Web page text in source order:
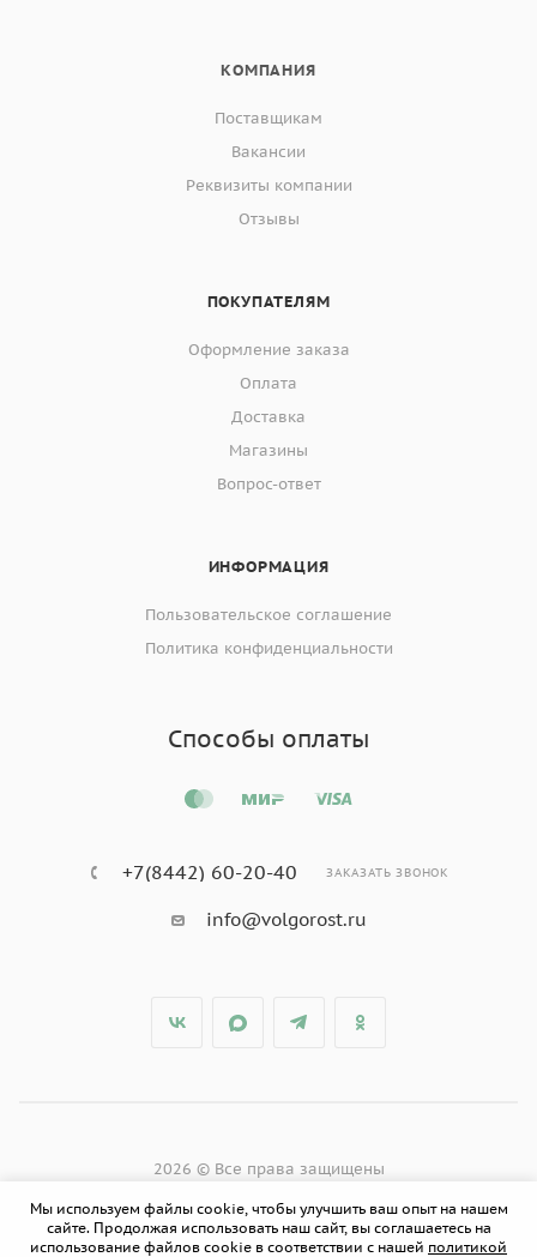
КОМПАНИЯ
Поставщикам
Вакансии
Реквизиты компании
Отзывы
ПОКУПАТЕЛЯМ
Оформление заказа
Оплата
Доставка
Магазины
Вопрос-ответ
ИНФОРМАЦИЯ
Пользовательское соглашение
Политика конфиденциальности
Способы оплаты
+7(8442) 60-20-40 ЗАКАЗАТЬ ЗВОНОК
info@volgorost.ru
2026 © Все права защищены
Мы используем файлы cookie, чтобы улучшить ваш опыт на нашем
сайте. Продолжая использовать наш сайт, вы соглашаетесь на
использование файлов cookie в соответствии с нашей политикой